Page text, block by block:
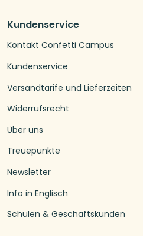
Kundenservice
Kontakt Confetti Campus
Kundenservice
Versandtarife und Lieferzeiten
Widerrufsrecht
Über uns
Treuepunkte
Newsletter
Info in Englisch
Schulen & Geschäftskunden